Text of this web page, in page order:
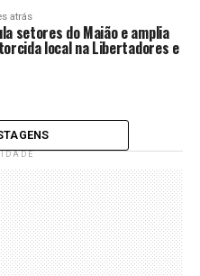
atrás
setores do Maião e amplia
local na Libertadores e